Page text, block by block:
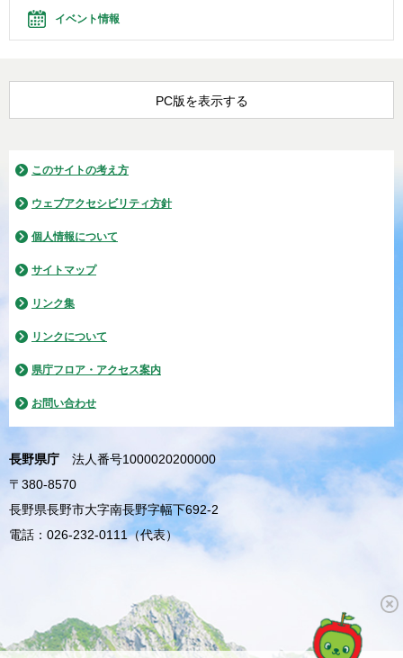
イベント情報
PC版を表示する
このサイトの考え方
ウェブアクセシビリティ方針
個人情報について
サイトマップ
リンク集
リンクについて
県庁フロア・アクセス案内
お問い合わせ
長野県庁
法人番号1000020200000
〒380-8570
長野県長野市大字南長野字幅下692-2
電話：026-232-0111（代表）